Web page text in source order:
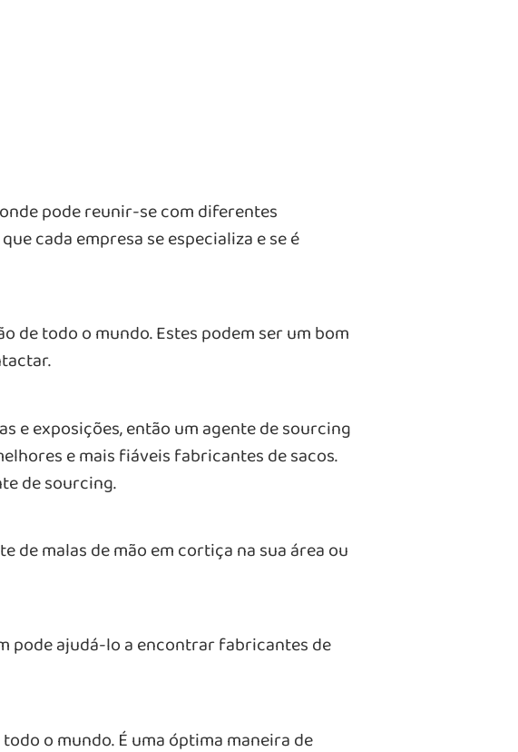
pode reunir-se com diferentes
cada empresa se especializa e se é
todo o mundo. Estes podem ser um bom
e exposições, então um agente de sourcing
e mais fiáveis fabricantes de sacos.
de sourcing.
de malas de mão em cortiça na sua área ou
pode ajudá-lo a encontrar fabricantes de
o mundo. É uma óptima maneira de